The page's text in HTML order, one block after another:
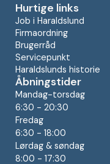
Hurtige links
Job i Haraldslund
Firmaordning
Brugerråd
Servicepunkt
Haraldslunds historie
Åbningstider
Mandag-torsdag
6:30 - 20:30
Fredag
6:30 - 18:00
Lørdag & søndag
8:00 - 17:30